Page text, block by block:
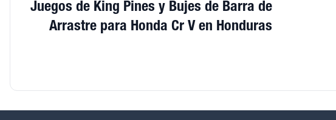
Juegos de King Pines y Bujes de Barra de
Arrastre para Honda Cr V en Honduras